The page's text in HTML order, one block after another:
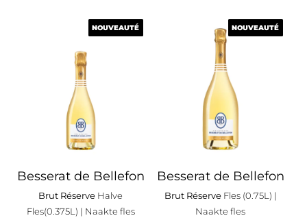
NOUVEAUTÉ
Besserat de Bellefon
Brut Réserve Halve
Fles(0.375L) | Naakte fles
NOUVEAUTÉ NOUVEAUTÉ
Besserat de Bellefon
Brut Réserve Fles (0.75L) |
Naakte fles
NOUVEAUTÉ